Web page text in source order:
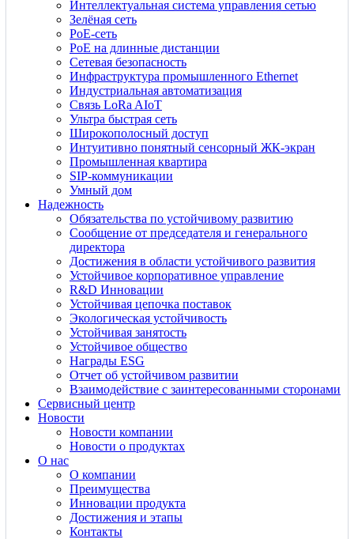
Интеллектуальная система управления сетью
Зелёная сеть
PoE-сеть
PoE на длинные дистанции
Сетевая безопасность
Инфраструктура промышленного Ethernet
Индустриальная автоматизация
Связь LoRa AIoT
Ультра быстрая сеть
Широкополосный доступ
Интуитивно понятный сенсорный ЖК-экран
Промышленная квартира
SIP-коммуникации
Умный дом
Надежность
Обязательства по устойчивому развитию
Сообщение от председателя и генерального
директора
Достижения в области устойчивого развития
Устойчивое корпоративное управление
R&D Инновации
Устойчивая цепочка поставок
Экологическая устойчивость
Устойчивая занятость
Устойчивое общество
Награды ESG
Отчет об устойчивом развитии
Взаимодействие с заинтересованными сторонами
Сервисный центр
Новости
Новости компании
Новости о продуктах
О нас
О компании
Преимущества
Инновации продукта
Достижения и этапы
Контакты